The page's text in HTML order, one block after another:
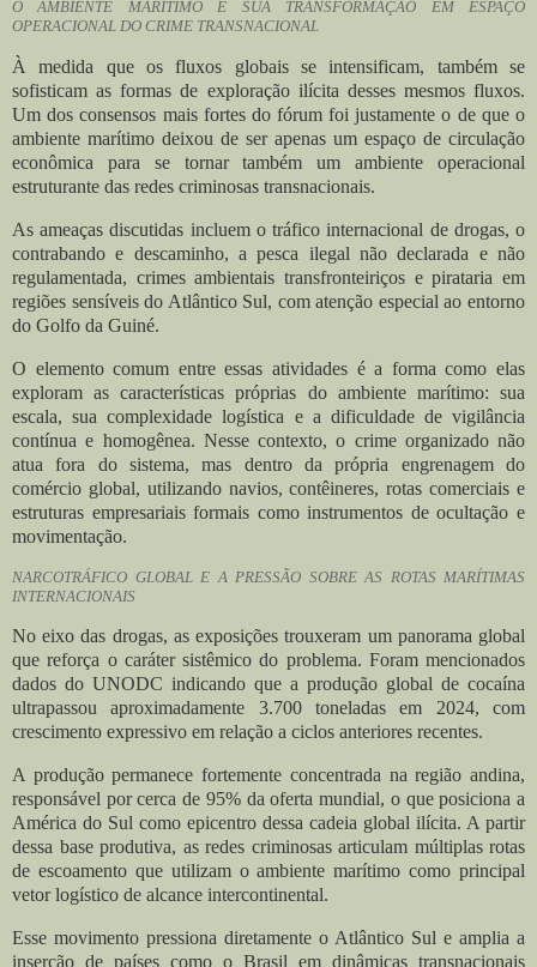
O AMBIENTE MARÍTIMO E SUA TRANSFORMAÇÃO EM ESPAÇO
OPERACIONAL DO CRIME TRANSNACIONAL
À medida que os fluxos globais se intensificam, também se
sofisticam as formas de exploração ilícita desses mesmos fluxos.
Um dos consensos mais fortes do fórum foi justamente o de que o
ambiente marítimo deixou de ser apenas um espaço de circulação
econômica para se tornar também um ambiente operacional
estruturante das redes criminosas transnacionais.
As ameaças discutidas incluem o tráfico internacional de drogas, o
contrabando e descaminho, a pesca ilegal não declarada e não
regulamentada, crimes ambientais transfronteiriços e pirataria em
regiões sensíveis do Atlântico Sul, com atenção especial ao entorno
do Golfo da Guiné.
O elemento comum entre essas atividades é a forma como elas
exploram as características próprias do ambiente marítimo: sua
escala, sua complexidade logística e a dificuldade de vigilância
contínua e homogênea. Nesse contexto, o crime organizado não
atua fora do sistema, mas dentro da própria engrenagem do
comércio global, utilizando navios, contêineres, rotas comerciais e
estruturas empresariais formais como instrumentos de ocultação e
movimentação.
NARCOTRÁFICO GLOBAL E A PRESSÃO SOBRE AS ROTAS MARÍTIMAS
INTERNACIONAIS
No eixo das drogas, as exposições trouxeram um panorama global
que reforça o caráter sistêmico do problema. Foram mencionados
dados do UNODC indicando que a produção global de cocaína
ultrapassou aproximadamente 3.700 toneladas em 2024, com
crescimento expressivo em relação a ciclos anteriores recentes.
A produção permanece fortemente concentrada na região andina,
responsável por cerca de 95% da oferta mundial, o que posiciona a
América do Sul como epicentro dessa cadeia global ilícita. A partir
dessa base produtiva, as redes criminosas articulam múltiplas rotas
de escoamento que utilizam o ambiente marítimo como principal
vetor logístico de alcance intercontinental.
Esse movimento pressiona diretamente o Atlântico Sul e amplia a
inserção de países como o Brasil em dinâmicas transnacionais